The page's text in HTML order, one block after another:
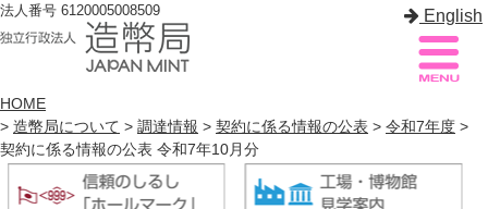
法人番号 6120005008509 English
造幣局案内 サイトマップ
HOME
> 造幣局について > 調達情報 > 契約に係る情報の公表 > 令和7年度 >
契約に係る情報の公表 令和7年10月分